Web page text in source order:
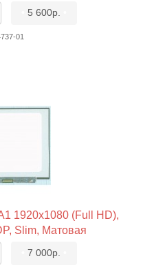
5 600р.
01
1920x1080 (Full HD),
Slim, Матовая
7 000р.